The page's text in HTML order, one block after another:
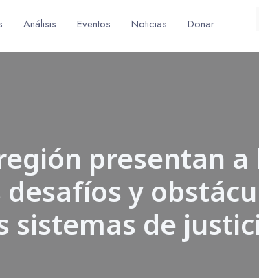
Análisis Eventos Noticias Donar
presentan a
y
de